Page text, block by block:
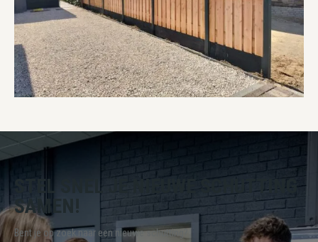
STEL SNEL JE NIEUWE SCHUTTING
SAMEN!
Bent je op zoek naar een nieuwe schutting?